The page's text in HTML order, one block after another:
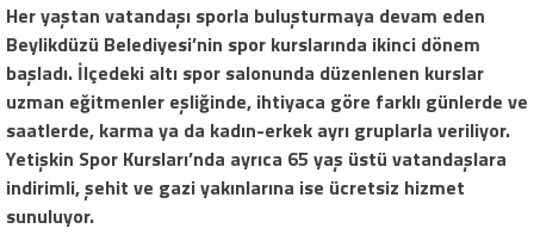
Her yaştan vatandaşı sporla buluşturmaya devam eden
Beylikdüzü Belediyesi’nin spor kurslarında ikinci dönem
başladı. İlçedeki altı spor salonunda düzenlenen kurslar
uzman eğitmenler eşliğinde, ihtiyaca göre farklı günlerde ve
saatlerde, karma ya da kadın-erkek ayrı gruplarla veriliyor.
Yetişkin Spor Kursları’nda ayrıca 65 yaş üstü vatandaşlara
indirimli, şehit ve gazi yakınlarına ise ücretsiz hizmet
sunuluyor.